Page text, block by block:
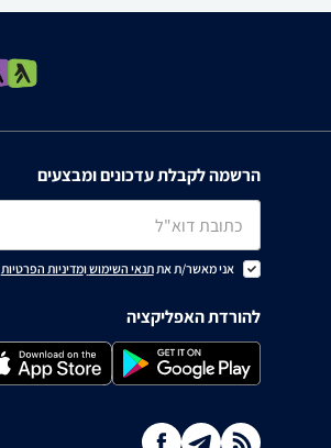
הרשמה לקבלת עדכונים ומבצעים
אני מאשר/ת אתתנאי השימושומדיניות הפרטיות
להורדת האפליקציה